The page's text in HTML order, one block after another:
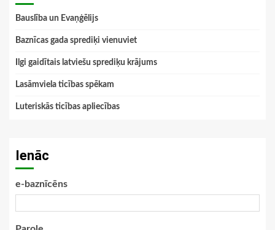
Bauslība un Evaņģēlijs
Baznīcas gada sprediķi vienuviet
Ilgi gaidītais latviešu sprediķu krājums
Lasāmviela ticības spēkam
Luteriskās ticības apliecības
Ienāc
e-baznīcēns